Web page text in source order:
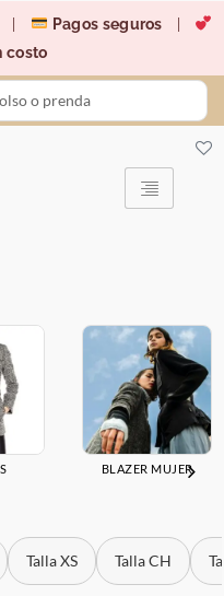
| Pagos seguros
costo
BLAZER MUJER
Talla XS Talla CH